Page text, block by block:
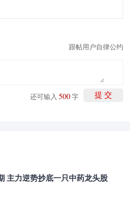
跟帖用户自律公约
提 交
还可输入 500 字
主力逆势抄底一只中药龙头股